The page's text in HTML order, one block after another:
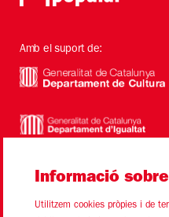
Amb el suport de:
Informació
Utilitzem cookies pròpies i de